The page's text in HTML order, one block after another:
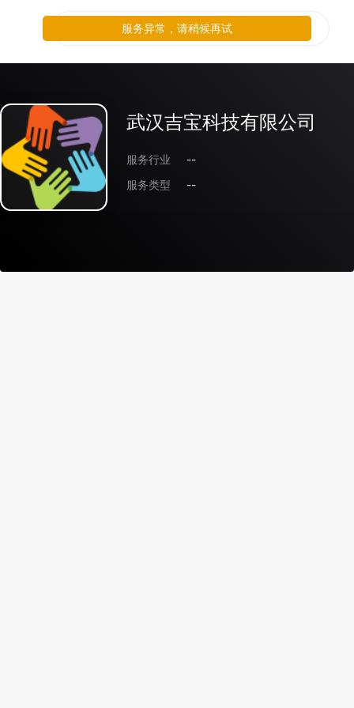
武汉吉宝科技有限公司
服务行业
--
服务类型
--
服务异常，请稍候再试